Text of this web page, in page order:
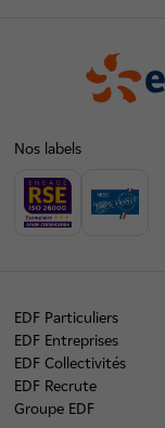
Nos labels
EDF Particuliers
EDF Entreprises
EDF Collectivités
EDF Recrute
Groupe EDF